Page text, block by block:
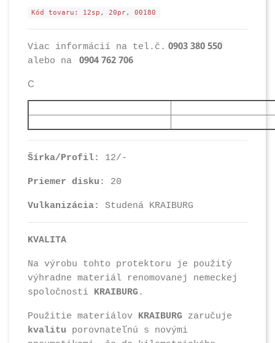
Kód tovaru: 12sp, 20pr, 00180
Viac informácií na tel.č. 0903 380 550
alebo na 0904 762 706
C
Šírka/Profil: 12/-
Priemer disku : 20
Vulkanizácia: Studená KRAIBURG
KVALITA
Na výrobu tohto protektoru je použitý
výhradne materiál renomovanej nemeckej
spoločnosti KRAIBURG.
Použitie materiálov KRAIBURG zaručuje
kvalitu porovnateľnú s novými